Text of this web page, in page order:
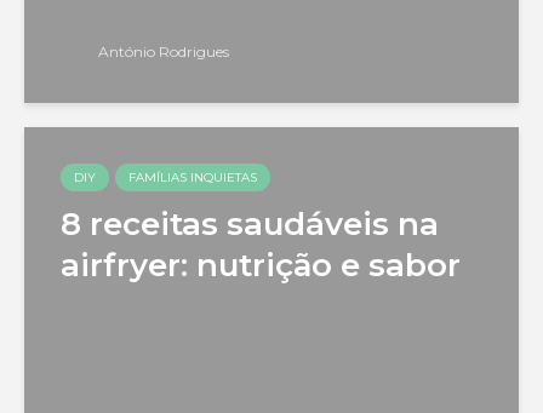
António Rodrigues
DIY FAMÍLIAS INQUIETAS
8 receitas saudáveis na
airfryer: nutrição e sabor